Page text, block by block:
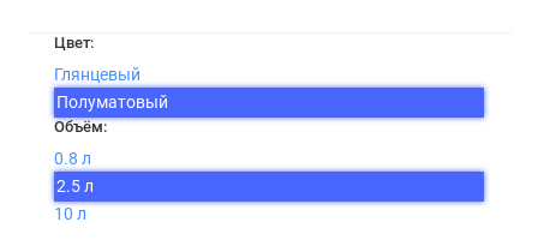
Цвет:
Глянцевый
Полуматовый
Объём:
0.8 л
2.5 л
10 л